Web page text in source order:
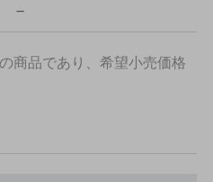
－
商品であり、希望小売価格